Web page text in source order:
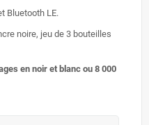
Bluetooth LE.
noire, jeu de 3 bouteilles
en noir et blanc ou 8 000